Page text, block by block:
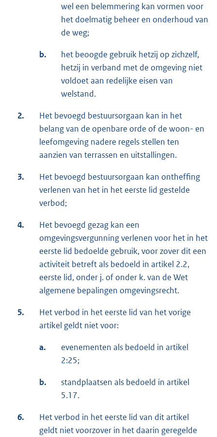
wel een belemmering kan vormen voor
het doelmatig beheer en onderhoud van
de weg;
b.
het beoogde gebruik hetzij op zichzelf,
hetzij in verband met de omgeving niet
voldoet aan redelijke eisen van
welstand.
2.
Het bevoegd bestuursorgaan kan in het
belang van de openbare orde of de woon- en
leefomgeving nadere regels stellen ten
aanzien van terrassen en uitstallingen.
3.
Het bevoegd bestuursorgaan kan ontheffing
verlenen van het in het eerste lid gestelde
verbod;
4.
Het bevoegd gezag kan een
omgevingsvergunning verlenen voor het in het
eerste lid bedoelde gebruik, voor zover dit een
activiteit betreft als bedoeld in artikel 2.2,
eerste lid, onder j. of onder k. van de Wet
algemene bepalingen omgevingsrecht.
5.
Het verbod in het eerste lid van het vorige
artikel geldt niet voor:
a.
evenementen als bedoeld in artikel
2:25;
b.
standplaatsen als bedoeld in artikel
5.17.
6.
Het verbod in het eerste lid van dit artikel
geldt niet voorzover in het daarin geregelde